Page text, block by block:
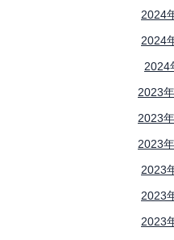
2024
2024
2024
2023
2023
2023
2023
2023
2023